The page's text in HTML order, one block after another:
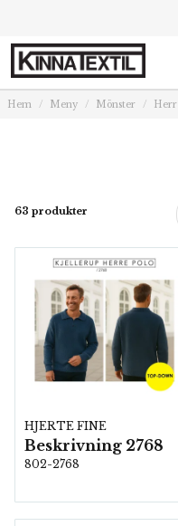
Hem Meny Mönster Herr
63 produkter
HJERTE FINE
Beskrivning 2768
802-2768